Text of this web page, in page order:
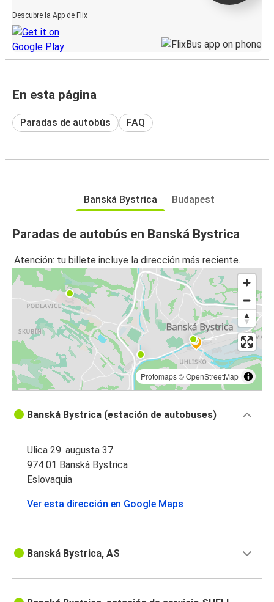
Descubre la App de Flix
En esta página
Paradas de autobús FAQ
Banská Bystrica Budapest
Paradas de autobús en Banská Bystrica
Atención: tu billete incluye la dirección más reciente.
Protomaps©OpenStreetMap
Banská Bystrica (estación de autobuses)
Ulica 29. augusta 37
974 01 Banská Bystrica
Eslovaquia
Ver esta dirección en Google Maps
Banská Bystrica, AS